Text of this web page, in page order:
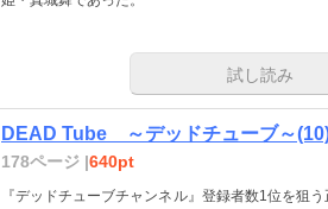
試し読み
DEAD Tube ～デッドチューブ～
178ページ |640pt
『デッドチューブチャンネル』登録者数1位を狙